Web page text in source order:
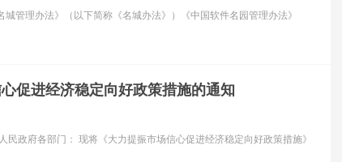
管理办法》（以下简称《名城办法》）《中国软件名园管理办法》
促进经济稳定向好政策措施的通知
政府各部门： 现将《大力提振市场信心促进经济稳定向好政策措施》